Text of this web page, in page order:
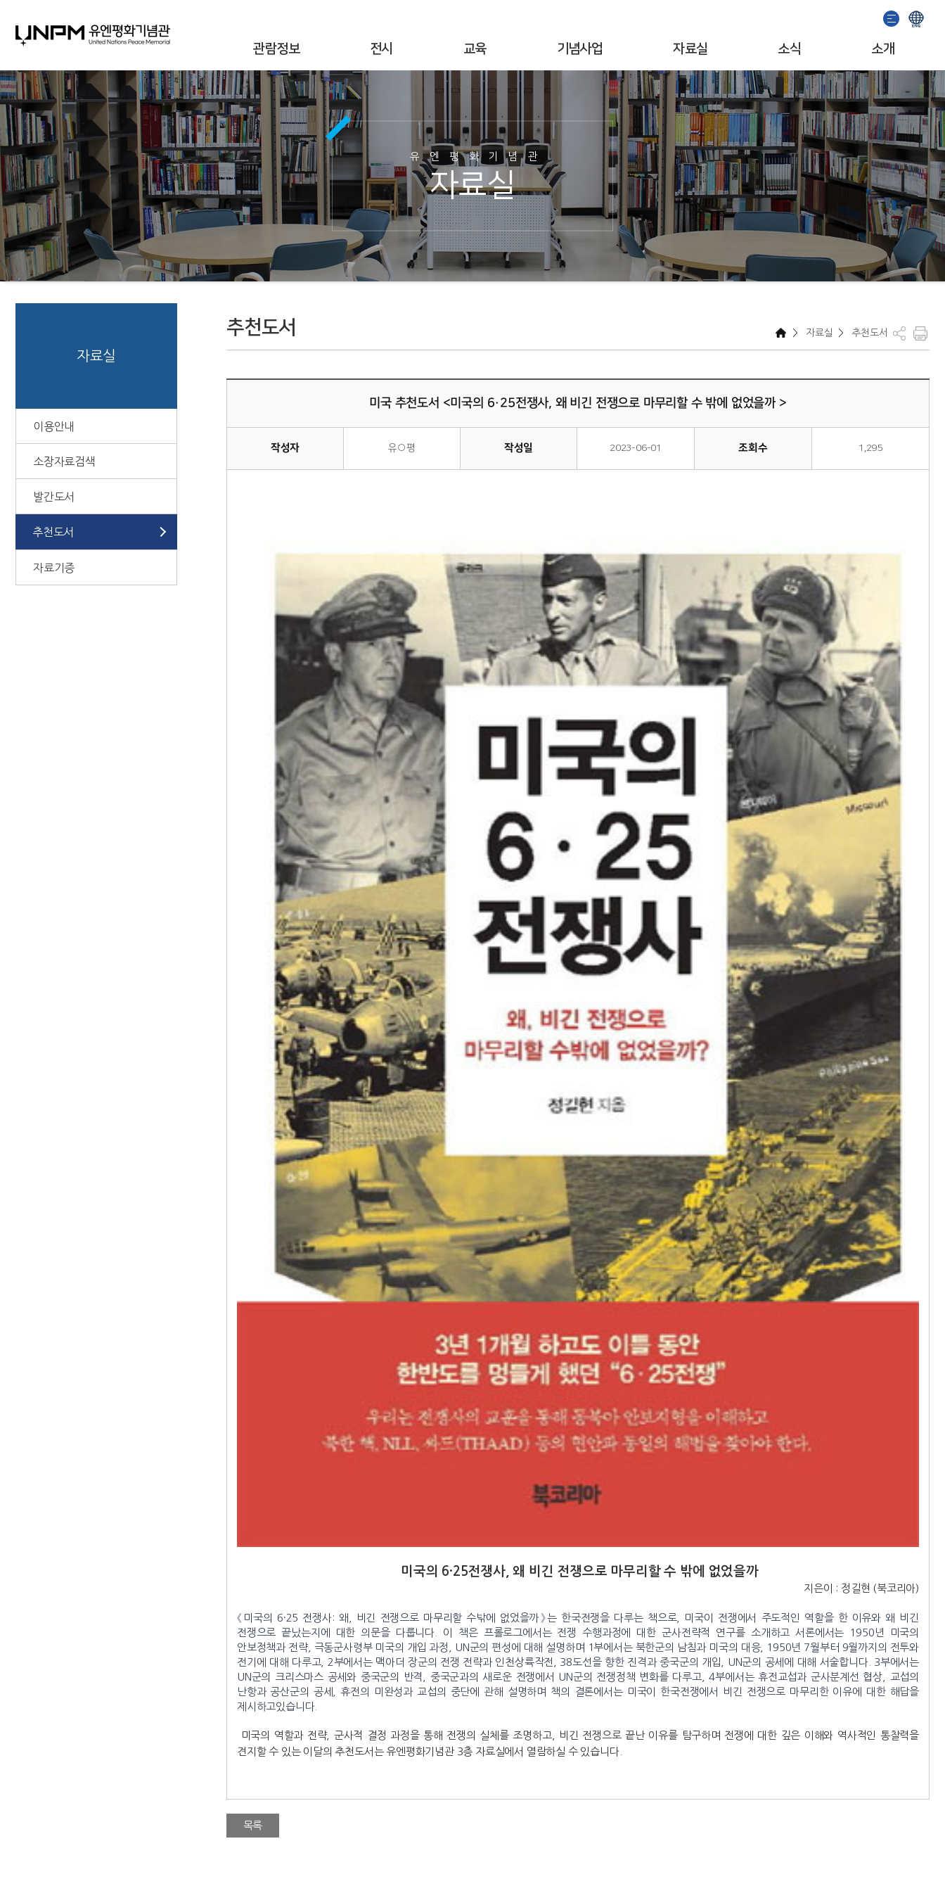
관람정보
관람안내
대관안내
시설안내
통합신청조회
오시는길
자주하는질문
전시
상설전시
기획전시
사이버전시
6·25전쟁 캠페인
명예의 전당
교육
교육공지
현장교육
온라인 교육
교육사진
교육자료
기념사업
UN군 참전현황
기념시설정보
이달의 참전국
자료실
이용안내
소장자료검색
발간도서
추천도서
자료기증
소식
기념관 소식
공지사항
이벤트
소개
인사말
일반현황
조직/업무
서포터즈
문화예술단체
소개영상
MI/캐릭터
유엔평화기념관
자료실
자료실
이용안내
소장자료검색
발간도서
추천도서
자료기증
추천도서 > 자료실 > 추천도서
미국 추천도서 <미국의 6·25전쟁사, 왜 비긴 전쟁으로 마무리할 수 밖에 없었을까 >
작성자 유○평 작성일 2023-06-01 조회수 1,295
미국의 6·25전쟁사, 왜 비긴 전쟁으로 마무리할 수 밖에 없었을까
지은이 : 정길현 (북코리아)
《미국의 6·25 전쟁사: 왜, 비긴 전쟁으로 마무리할 수밖에 없었을까》는 한국전쟁을 다루는 책으로, 미국이 전쟁에서 주도적인 역할을 한 이유와 왜 비긴
전쟁으로 끝났는지에 대한 의문을 다룹니다. 이 책은 프롤로그에서는 전쟁 수행과정에 대한 군사전략적 연구를 소개하고 서론에서는 1950년 미국의
안보정책과 전략, 극동군사령부 미국의 개입 과정, UN군의 편성에 대해 설명하며 1부에서는 북한군의 남침과 미국의 대응, 1950년 7월부터 9월까지의 전투와
전기에 대해 다루고, 2부에서는 맥아더 장군의 전쟁 전략과 인천상륙작전, 38도선을 향한 진격과 중국군의 개입, UN군의 공세에 대해 서술합니다. 3부에서는
UN군의 크리스마스 공세와 중국군의 반격, 중국군과의 새로운 전쟁에서 UN군의 전쟁정책 변화를 다루고, 4부에서는 휴전교섭과 군사분계선 협상, 교섭의
난항과 공산군의 공세, 휴전의 미완성과 교섭의 중단에 관해 설명하며 책의 결론에서는 미국이 한국전쟁에서 비긴 전쟁으로 마무리한 이유에 대한 해답을
제시하고있습니다.
미국의 역할과 전략, 군사적 결정 과정을 통해 전쟁의 실체를 조명하고, 비긴 전쟁으로 끝난 이유를 탐구하며 전쟁에 대한 깊은 이해와 역사적인 통찰력을
견지할 수 있는 이달의 추천도서는 유엔평화기념관 3층 자료실에서 열람하실 수 있습니다.
목록